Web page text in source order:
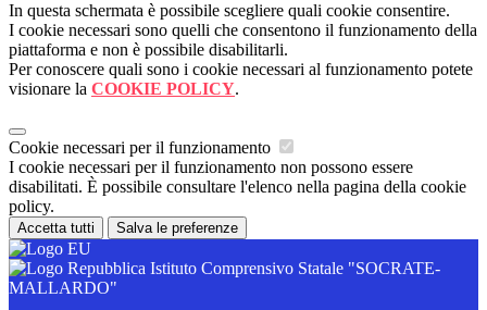
In questa schermata è possibile scegliere quali cookie consentire.
I cookie necessari sono quelli che consentono il funzionamento della
piattaforma e non è possibile disabilitarli.
Per conoscere quali sono i cookie necessari al funzionamento potete
visionare la COOKIE POLICY.
Cookie necessari per il funzionamento
I cookie necessari per il funzionamento non possono essere
disabilitati. È possibile consultare l'elenco nella pagina della cookie
policy.
Accetta tutti Salva le preferenze
Istituto Comprensivo Statale "SOCRATE-
MALLARDO"